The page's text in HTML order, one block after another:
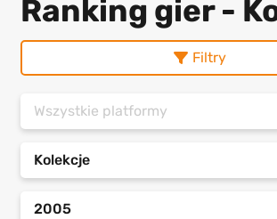
Ranking gier -
Filtry
Wszystkie platformy
Kolekcje
2005